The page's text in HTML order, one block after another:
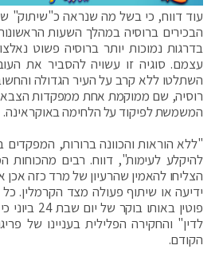
עוד דווח, כי בשל מה שנראה כ"שיתוק"
הבכירים ברוסיה במהלך השעות
בדרגות נמוכות יותר ברוסיה פשוט
עצמם. סוגיה זו עשויה להסביר את
השתלטו ללא קרב על העיר הגדולה
רוסיה, שם ממוקמת אחת ממפקדות הצבא
המשמשת לפיקוד על הלחימה באוקראינה.
"ללא הוראות והכוונה ברורות,
להיקלע לעימות", דווח. רבים
הצליחו להאמין שהרעיון של מרד כזה
ידיעה או שיתוף פעולה מצד הקרמלין.
פוטין באותו
לדין" והחקירה הפלילית בעניינו של
הקודם.